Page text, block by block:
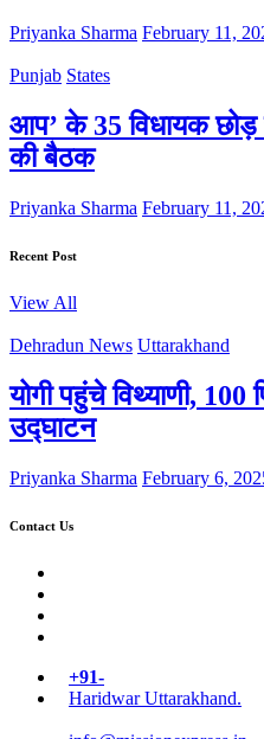
Priyanka Sharma February 11,
Punjab States
आप’ के 35 विधायक छोड़
की बैठक
Priyanka Sharma February 11,
Recent Post
View All
Dehradun News Uttarakhand
योगी पहुंचे विथ्याणी,
उद्घाटन
Priyanka Sharma February 6,
Contact Us
+91-
Haridwar Uttarakhand.